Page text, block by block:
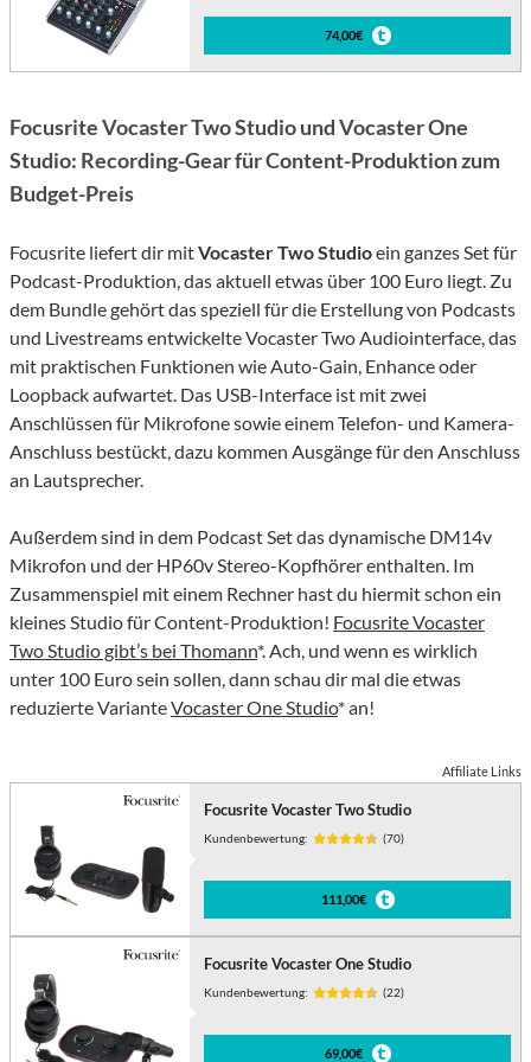
74,00€
Focusrite Vocaster Two Studio und Vocaster One
Studio: Recording-Gear für Content-Produktion zum
Budget-Preis
Focusrite liefert dir mitVocaster Two Studioein ganzes Set für
Podcast-Produktion, das aktuell etwas über 100 Euro liegt. Zu
dem Bundle gehört das speziell für die Erstellung von Podcasts
und Livestreams entwickelte Vocaster Two Audiointerface, das
mit praktischen Funktionen wie Auto-Gain, Enhance oder
Loopback aufwartet. Das USB-Interface ist mit zwei
Anschlüssen für Mikrofone sowie einem Telefon- und Kamera-
Anschluss bestückt, dazu kommen Ausgänge für den Anschluss
an Lautsprecher.
Außerdem sind in dem Podcast Set das dynamische DM14v
Mikrofon und der HP60v Stereo-Kopfhörer enthalten. Im
Zusammenspiel mit einem Rechner hast du hiermit schon ein
kleines Studio für Content-Produktion! Focusrite Vocaster
Two Studio gibt’s bei Thomann*. Ach, und wenn es wirklich
unter 100 Euro sein sollen, dann schau dir mal die etwas
reduzierte VarianteVocaster One Studio* an!
Affiliate Links
Focusrite Vocaster Two Studio
Kundenbewertung: (70)
111,00€
Focusrite Vocaster One Studio
Kundenbewertung: (22)
69,00€